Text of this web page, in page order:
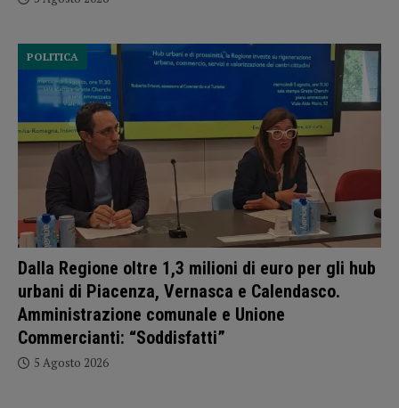
Dalla Regione oltre 1,3 milioni di euro per gli hub
urbani di Piacenza, Vernasca e Calendasco.
Amministrazione comunale e Unione
Commercianti: “Soddisfatti”
POLITICA
5 Agosto 2026